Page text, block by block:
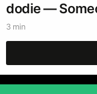
dodie —
3 min